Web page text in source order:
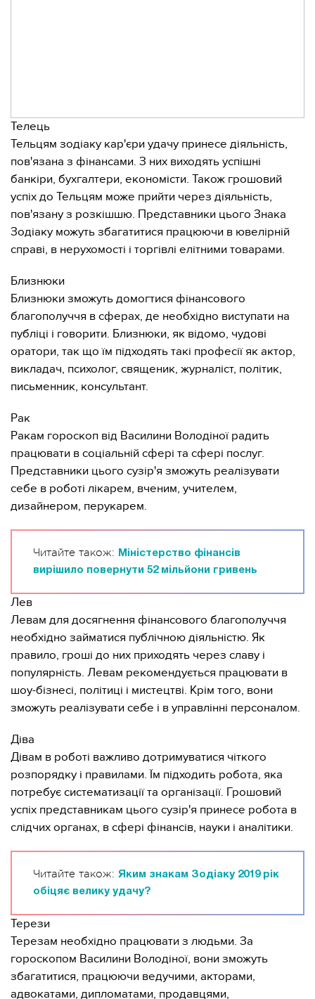
Телець
Тельцям зодіаку кар'єри удачу принесе діяльність,
пов'язана з фінансами. З них виходять успішні
банкіри, бухгалтери, економісти. Також грошовий
успіх до Тельцям може прийти через діяльність,
пов'язану з розкішшю. Представники цього Знака
Зодіаку можуть збагатитися працюючи в ювелірній
справі, в нерухомості і торгівлі елітними товарами.
Близнюки
Близнюки зможуть домогтися фінансового
благополуччя в сферах, де необхідно виступати на
публіці і говорити. Близнюки, як відомо, чудові
оратори, так що їм підходять такі професії як актор,
викладач, психолог, священик, журналіст, політик,
письменник, консультант.
Рак
Ракам гороскоп від Василини Володіної радить
працювати в соціальній сфері та сфері послуг.
Представники цього сузір'я зможуть реалізувати
себе в роботі лікарем, вченим, учителем,
дизайнером, перукарем.
Читайте також:
Міністерство фінансів
вирішило повернути 52 мільйони гривень
Лев
Левам для досягнення фінансового благополуччя
необхідно займатися публічною діяльністю. Як
правило, гроші до них приходять через славу і
популярність. Левам рекомендується працювати в
шоу-бізнесі, політиці і мистецтві. Крім того, вони
зможуть реалізувати себе і в управлінні персоналом.
Діва
Дівам в роботі важливо дотримуватися чіткого
розпорядку і правилами. Їм підходить робота, яка
потребує систематизації та організації. Грошовий
успіх представникам цього сузір'я принесе робота в
слідчих органах, в сфері фінансів, науки і аналітики.
Читайте також: Яким знакам Зодіаку 2019 рік
обіцяє велику удачу?
Терези
Терезам необхідно працювати з людьми. За
гороскопом Василини Володіної, вони зможуть
збагатитися, працюючи ведучими, акторами,
адвокатами, дипломатами, продавцями,